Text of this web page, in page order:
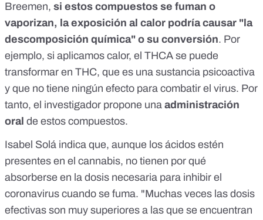
Breemen, si estos compuestos se fuman o
vaporizan, la exposición al calor podría causar "la
descomposición química" o su conversión. Por
ejemplo, si aplicamos calor, el THCA se puede
transformar en THC, que es una sustancia psicoactiva
y que no tiene ningún efecto para combatir el virus. Por
tanto, el investigador propone una administración
oral de estos compuestos.
Isabel Solá indica que, aunque los ácidos estén
presentes en el cannabis, no tienen por qué
absorberse en la dosis necesaria para inhibir el
coronavirus cuando se fuma. "Muchas veces las dosis
efectivas son muy superiores a las que se encuentran